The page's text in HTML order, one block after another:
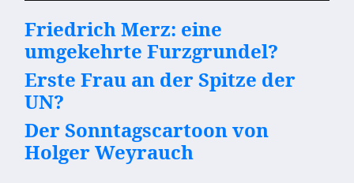
Friedrich Merz: eine
umgekehrte Furzgrundel?
Erste Frau an der Spitze der
UN?
Der Sonntagscartoon von
Holger Weyrauch